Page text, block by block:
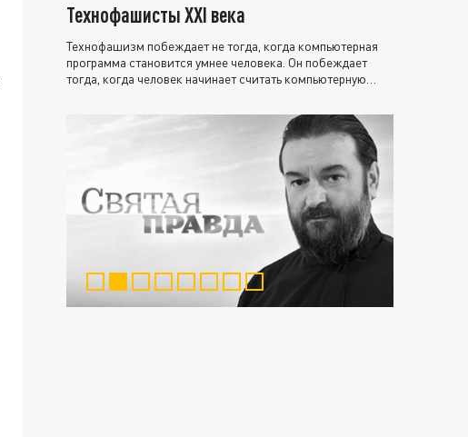
Технофашисты XXI века
Технофашизм побеждает не тогда, когда компьютерная
программа становится умнее человека. Он побеждает
тогда, когда человек начинает считать компьютерную